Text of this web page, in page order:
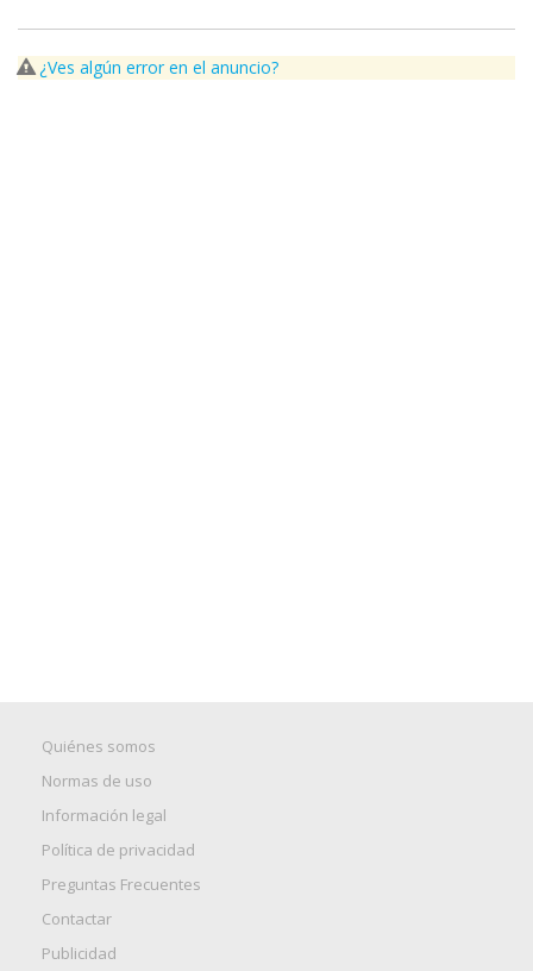
¿Ves algún error en el anuncio?
Quiénes somos
Normas de uso
Información legal
Política de privacidad
Preguntas Frecuentes
Contactar
Publicidad